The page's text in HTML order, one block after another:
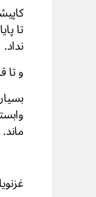
تا
نداد.
و تا
ماند.